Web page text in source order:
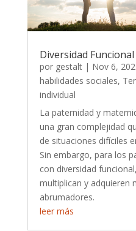
Diversidad
por gestalt| Nov 6,
habilidades sociales,
individual
La paternidad y
una gran complejidad
de situaciones difíciles
Sin embargo, para los
con diversidad
multiplican y adquieren
abrumadores.
leer más